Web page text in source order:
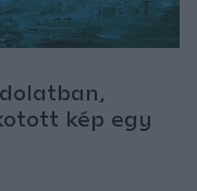
kép egy